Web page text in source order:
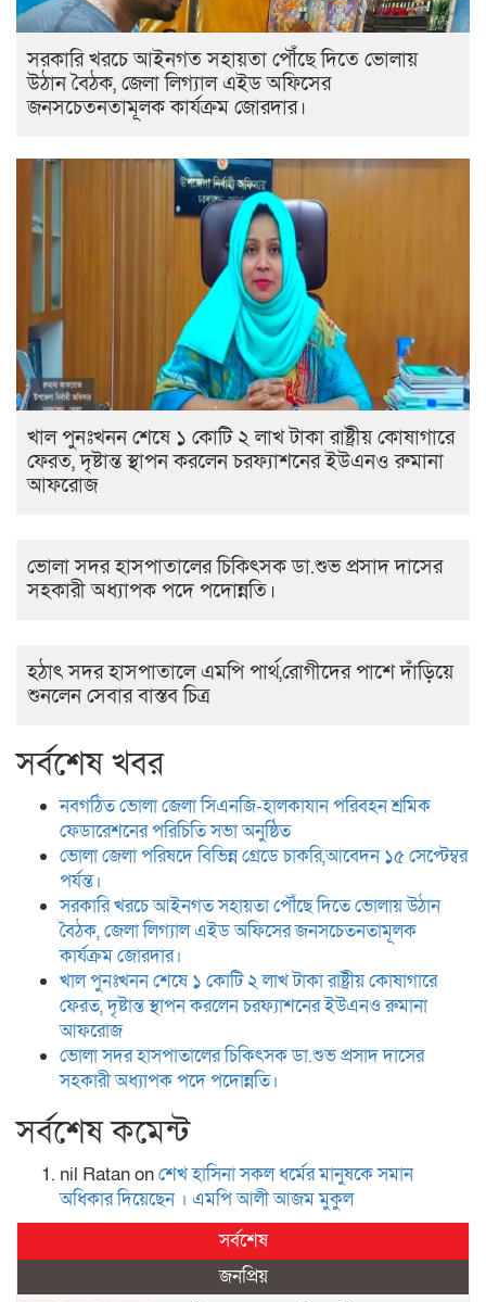
সরকারি খরচে আইনগত সহায়তা পৌঁছে দিতে ভোলায়
উঠান বৈঠক, জেলা লিগ্যাল এইড অফিসের
জনসচেতনতামূলক কার্যক্রম জোরদার।
খাল পুনঃখনন শেষে ১ কোটি ২ লাখ টাকা রাষ্ট্রীয় কোষাগারে
ফেরত, দৃষ্টান্ত স্থাপন করলেন চরফ্যাশনের ইউএনও রুমানা
আফরোজ
ভোলা সদর হাসপাতালের চিকিৎসক ডা.শুভ প্রসাদ দাসের
সহকারী অধ্যাপক পদে পদোন্নতি।
হঠাৎ সদর হাসপাতালে এমপি পার্থ,রোগীদের পাশে দাঁড়িয়ে
শুনলেন সেবার বাস্তব চিত্র
সর্বশেষ খবর
নবগঠিত ভোলা জেলা সিএনজি-হালকাযান পরিবহন শ্রমিক
ফেডারেশনের পরিচিতি সভা অনুষ্ঠিত
ভোলা জেলা পরিষদে বিভিন্ন গ্রেডে চাকরি,আবেদন ১৫ সেপ্টেম্বর
পর্যন্ত।
সরকারি খরচে আইনগত সহায়তা পৌঁছে দিতে ভোলায় উঠান
বৈঠক, জেলা লিগ্যাল এইড অফিসের জনসচেতনতামূলক
কার্যক্রম জোরদার।
খাল পুনঃখনন শেষে ১ কোটি ২ লাখ টাকা রাষ্ট্রীয় কোষাগারে
ফেরত, দৃষ্টান্ত স্থাপন করলেন চরফ্যাশনের ইউএনও রুমানা
আফরোজ
ভোলা সদর হাসপাতালের চিকিৎসক ডা.শুভ প্রসাদ দাসের
সহকারী অধ্যাপক পদে পদোন্নতি।
সর্বশেষ কমেন্ট
nil Ratanonশেখ হা‌সিনা সকল ধ‌র্মের মানু‌ষকে সমান
অ‌ধিকার দি‌য়ে‌ছেন । এম‌পি আলী আজম মুকুল
সর্বশেষ
জনপ্রিয়